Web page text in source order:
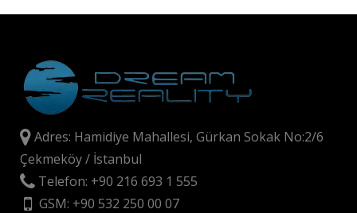
Adres: Hamidiye Mahallesi, Gürkan Sokak No:2/6
Çekmeköy / İstanbul
Telefon: +90 216 693 1 555
GSM: +90 532 250 00 07